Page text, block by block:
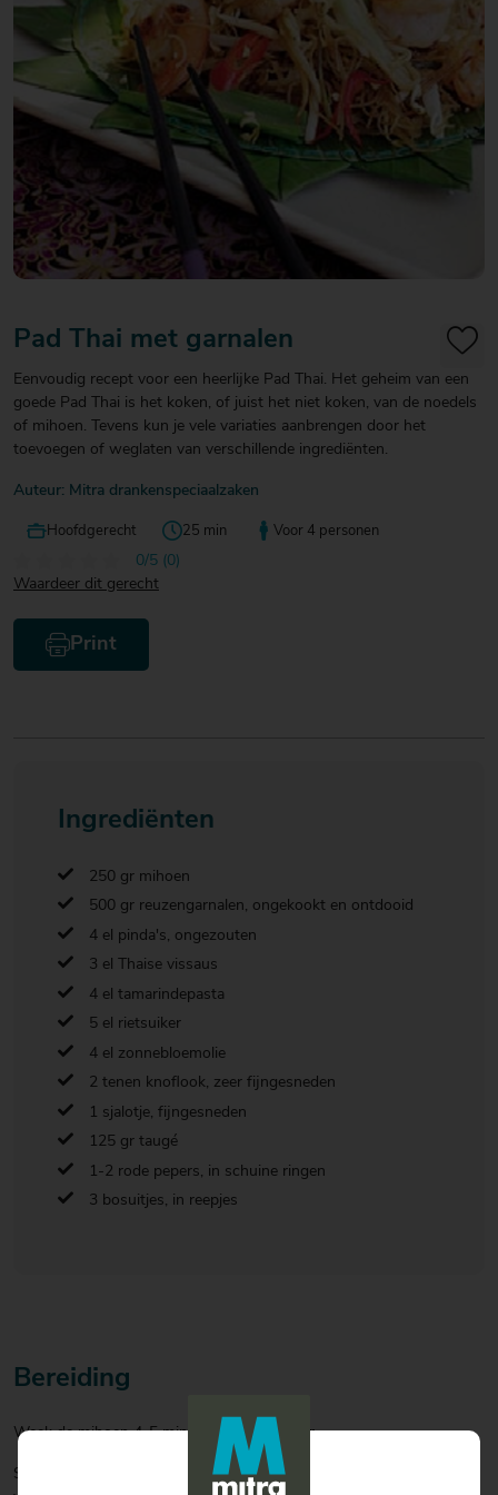
Over Mitra
Actiefolder
Voordelen Mitra Member
Klantenservice
€ 20
- €
25
€ 25
- €
€ 20
- €
25
- €
25
Pad Thai met garnalen
Eenvoudig recept voor een heerlijke Pad Thai. Het geheim van een
goede Pad Thai is het koken, of juist het niet koken, van de noedels
of mihoen. Tevens kun je vele variaties aanbrengen door het
toevoegen of weglaten van verschillende ingrediënten.
Auteur: Mitra drankenspeciaalzaken
Hoofdgerecht 25 min Voor 4 personen
0/5 (0)
Waardeer dit gerecht
Print
Ingrediënten
250 gr mihoen
500 gr reuzengarnalen, ongekookt en ontdooid
4 el pinda's, ongezouten
3 el Thaise vissaus
4 el tamarindepasta
5 el rietsuiker
4 el zonnebloemolie
2 tenen knoflook, zeer fijngesneden
1 sjalotje, fijngesneden
125 gr taugé
1-2 rode pepers, in schuine ringen
3 bosuitjes, in reepjes
Bereiding
Week de mihoen 4-5 minuten in heet water.
Snijd de garnalen met een scherp mes over de rug in, pel ze en